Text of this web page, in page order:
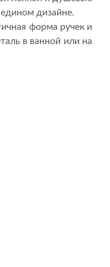
дизайне.
форма ручек и
в ванной или на